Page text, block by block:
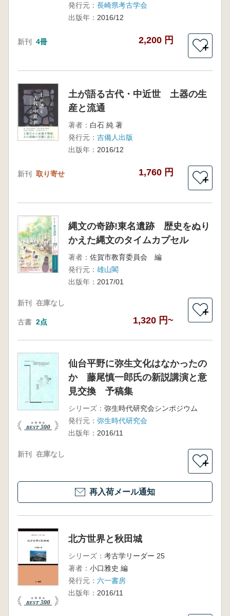
発行元： 長崎県考古学会
出版年： 2016/12
新刊 4冊 2,200 円
＋
土が語る古代・中近世 土器の生
産と流通
著者： 白石 純 著
発行元： 吉備人出版
出版年： 2016/12
新刊 取り寄せ 1,760 円
＋
縄文の奇跡!東名遺跡 歴史をぬり
かえた縄文のタイムカプセル
著者： 佐賀市教育委員会 編
発行元： 雄山閣
出版年： 2017/01
新刊 在庫なし
古書 2点 1,320 円~
＋
仙台平野に弥生文化はなかったの
か 藤尾慎一郎氏の新説講演と意
見交換 予稿集
シリーズ： 弥生時代研究会シンポジウム
発行元： 弥生時代研究会
出版年： 2016/11
新刊 在庫なし
＋
再入荷メール通知
北方世界と秋田城
シリーズ： 考古学リーダー 25
著者： 小口雅史 編
発行元： 六一書房
出版年： 2016/11